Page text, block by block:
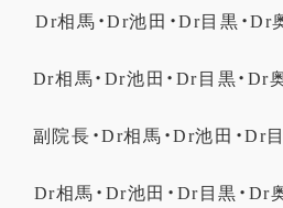
相馬・Dr池田・Dr目黒・Dr
相馬・Dr池田・Dr目黒・Dr
院長・Dr相馬・Dr池田・Dr目
相馬・Dr池田・Dr目黒・Dr